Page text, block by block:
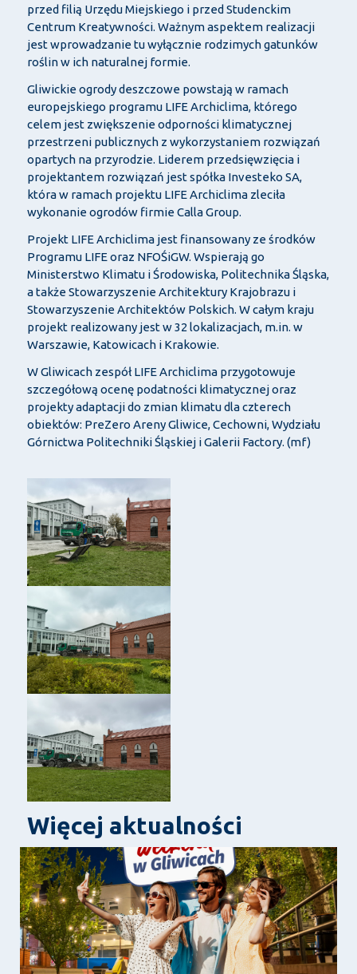
przed filią Urzędu Miejskiego i przed Studenckim
Centrum Kreatywności. Ważnym aspektem realizacji
jest wprowadzanie tu wyłącznie rodzimych gatunków
roślin w ich naturalnej formie.
Gliwickie ogrody deszczowe powstają w ramach
europejskiego programu LIFE Archiclima, którego
celem jest zwiększenie odporności klimatycznej
przestrzeni publicznych z wykorzystaniem rozwiązań
opartych na przyrodzie. Liderem przedsięwzięcia i
projektantem rozwiązań jest spółka Investeko SA,
która w ramach projektu LIFE Archiclima zleciła
wykonanie ogrodów firmie Calla Group.
Projekt LIFE Archiclima jest finansowany ze środków
Programu LIFE oraz NFOŚiGW. Wspierają go
Ministerstwo Klimatu i Środowiska, Politechnika Śląska,
a także Stowarzyszenie Architektury Krajobrazu i
Stowarzyszenie Architektów Polskich. W całym kraju
projekt realizowany jest w 32 lokalizacjach, m.in. w
Warszawie, Katowicach i Krakowie.
W Gliwicach zespół LIFE Archiclima przygotowuje
szczegółową ocenę podatności klimatycznej oraz
projekty adaptacji do zmian klimatu dla czterech
obiektów: PreZero Areny Gliwice, Cechowni, Wydziału
Górnictwa Politechniki Śląskiej i Galerii Factory. (mf)
Więcej aktualności